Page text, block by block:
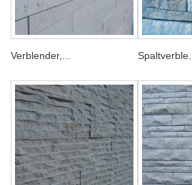
Verblender,... Spaltverble...